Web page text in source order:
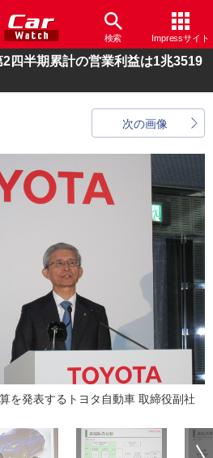
検索 Impressサイト
2四半期累計の営業利益は1兆3519
次の画像
を発表するトヨタ自動車 取締役副社